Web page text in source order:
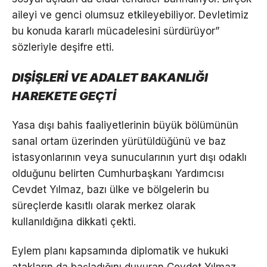
aileyi ve genci olumsuz etkileyebiliyor. Devletimiz
bu konuda kararlı mücadelesini sürdürüyor”
sözleriyle deşifre etti.
DIŞİŞLERİ VE ADALET BAKANLIĞI
HAREKETE GEÇTİ
Yasa dışı bahis faaliyetlerinin büyük bölümünün
sanal ortam üzerinden yürütüldüğünü ve baz
istasyonlarının veya sunucularının yurt dışı odaklı
olduğunu belirten Cumhurbaşkanı Yardımcısı
Cevdet Yılmaz, bazı ülke ve bölgelerin bu
süreçlerde kasıtlı olarak merkez olarak
kullanıldığına dikkati çekti.
Eylem planı kapsamında diplomatik ve hukuki